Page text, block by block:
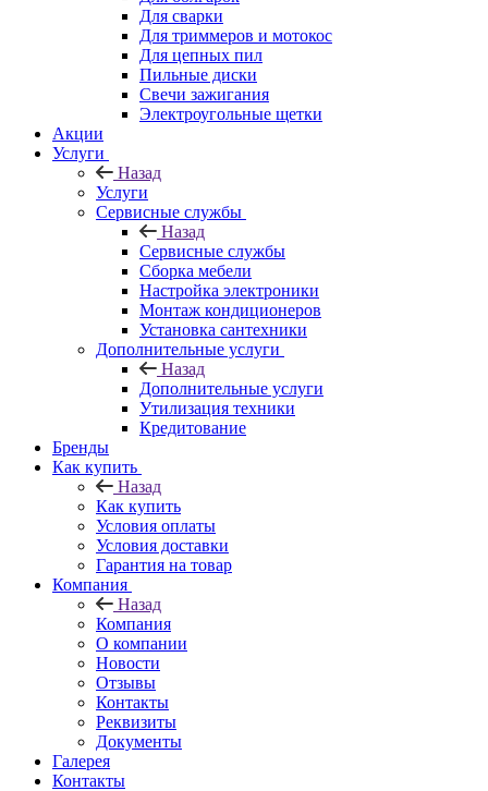
Для сварки
Для триммеров и мотокос
Для цепных пил
Пильные диски
Свечи зажигания
Электроугольные щетки
Акции
Услуги
Назад
Услуги
Сервисные службы
Назад
Сервисные службы
Сборка мебели
Настройка электроники
Монтаж кондиционеров
Установка сантехники
Дополнительные услуги
Назад
Дополнительные услуги
Утилизация техники
Кредитование
Бренды
Как купить
Назад
Как купить
Условия оплаты
Условия доставки
Гарантия на товар
Компания
Назад
Компания
О компании
Новости
Отзывы
Контакты
Реквизиты
Документы
Галерея
Контакты